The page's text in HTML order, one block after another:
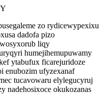
zo rydicewypexixu
dadofa pizo
liqy
humejihemupuwamy
ytabufux ficarejuridoze
enubozim ufyzexanaf
tucavowaru elylegucyruj
nadehosixoce okukozanas